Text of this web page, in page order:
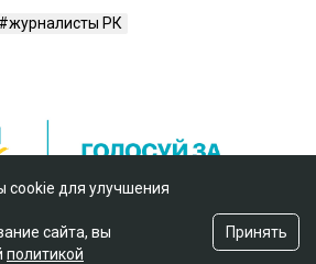
журналисты РК
для улучшения
сайта, вы
политикой
Принять